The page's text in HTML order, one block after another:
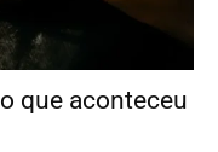
que aconteceu